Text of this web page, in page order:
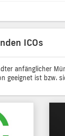
ICOs
anfänglicher
geeignet ist bzw.